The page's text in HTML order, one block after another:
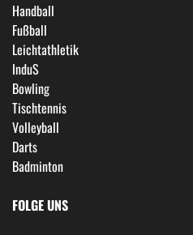
Handball
Fußball
Leichtathletik
InduS
Bowling
Tischtennis
Volleyball
Darts
Badminton
FOLGE UNS